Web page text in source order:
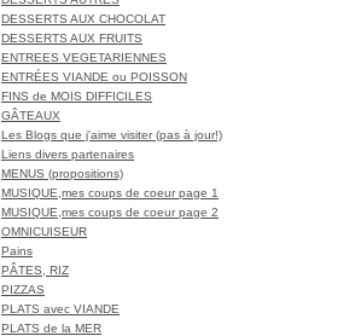
DESSERTS AUX CHOCOLAT
DESSERTS AUX FRUITS
ENTREES VEGETARIENNES
ENTRÉES VIANDE ou POISSON
FINS de MOIS DIFFICILES
GÂTEAUX
Les Blogs que j'aime visiter (pas à jour!)
Liens divers partenaires
MENUS (propositions)
MUSIQUE,mes coups de coeur page 1
MUSIQUE,mes coups de coeur page 2
OMNICUISEUR
Pains
PÂTES, RIZ
PIZZAS
PLATS avec VIANDE
PLATS de la MER